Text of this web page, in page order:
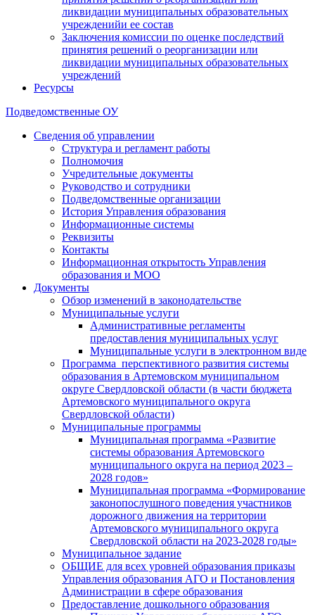
ликвидации муниципальных образовательных
учрежденийи ее состав
Заключения комиссии по оценке последствий
принятия решений о реорганизации или
ликвидации муниципальных образовательных
учреждений
Ресурсы
Подведомственные ОУ
Сведения об управлении
Структура и регламент работы
Полномочия
Учредительные документы
Руководство и сотрудники
Подведомственные организации
История Управления образования
Информационные системы
Реквизиты
Контакты
Информационная открытость Управления
образования и МОО
Документы
Обзор изменений в законодательстве
Муниципальные услуги
Административные регламенты
предоставления муниципальных услуг
Муниципальные услуги в электронном виде
Программа перспективного развития системы
образования в Артемовском муниципальном
округе Свердловской области (в части бюджета
Артемовского муниципального округа
Свердловской области)
Муниципальные программы
Муниципальная программа «Развитие
системы образования Артемовского
муниципального округа на период 2023 –
2028 годов»
Муниципальная программа «Формирование
законопослушного поведения участников
дорожного движения на территории
Артемовского муниципального округа
Свердловской области на 2023-2028 годы»
Муниципальное задание
ОБЩИЕ для всех уровней образования приказы
Управления образования АГО и Постановления
Администрации в сфере образования
Предоставление дошкольного образования